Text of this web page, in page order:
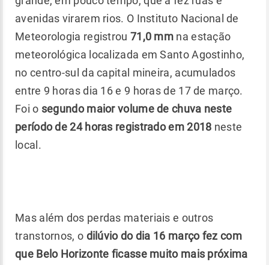
avenidas virarem rios. O Instituto Nacional de
Meteorologia registrou 71,0 mm na estação
meteorológica localizada em Santo Agostinho,
no centro-sul da capital mineira, acumulados
entre 9 horas dia 16 e 9 horas de 17 de março.
Foi o segundo maior volume de chuva neste
período de 24 horas registrado em 2018 neste
local.
Mas além dos perdas materiais e outros
transtornos, o dilúvio do dia 16 março fez com
que Belo Horizonte ficasse muito mais próxima